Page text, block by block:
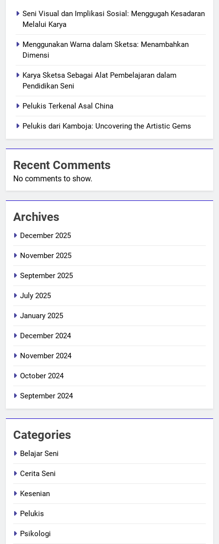
Seni Visual dan Implikasi Sosial: Menggugah Kesadaran
Melalui Karya
Menggunakan Warna dalam Sketsa: Menambahkan
Dimensi
Karya Sketsa Sebagai Alat Pembelajaran dalam
Pendidikan Seni
Pelukis Terkenal Asal China
Pelukis dari Kamboja: Uncovering the Artistic Gems
Recent Comments
No comments to show.
Archives
December 2025
November 2025
September 2025
July 2025
January 2025
December 2024
November 2024
October 2024
September 2024
Categories
Belajar Seni
Cerita Seni
Kesenian
Pelukis
Psikologi